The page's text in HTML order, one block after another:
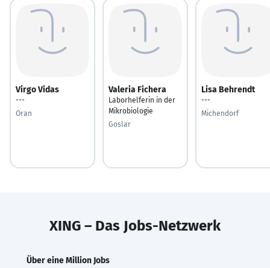
Virgo Vidas
---
Oran
Valeria Fichera
Laborhelferin in der
Mikrobiologie
Goslar
Lisa Behrendt
---
Michendorf
XING – Das Jobs-Netzwerk
Über eine Million Jobs